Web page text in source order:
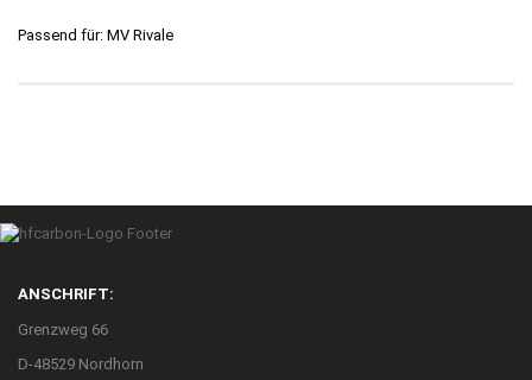
Passend für: MV Rivale
ANSCHRIFT:
Grenzweg 66
D-48529 Nordhorn